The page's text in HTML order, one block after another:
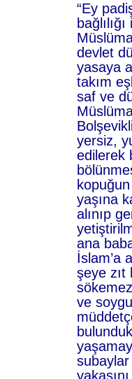
“Ey
devlet
yasaya
takım
saf ve
yersiz,
edilerek
yaşına
alınıp
ana
İslam’a
şeye zıt
ve